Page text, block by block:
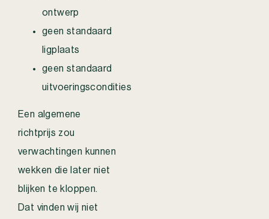
ontwerp
geen standaard
ligplaats
geen standaard
uitvoeringscondities
Een algemene
richtprijs zou
verwachtingen kunnen
wekken die later niet
blijken te kloppen.
Dat vinden wij niet